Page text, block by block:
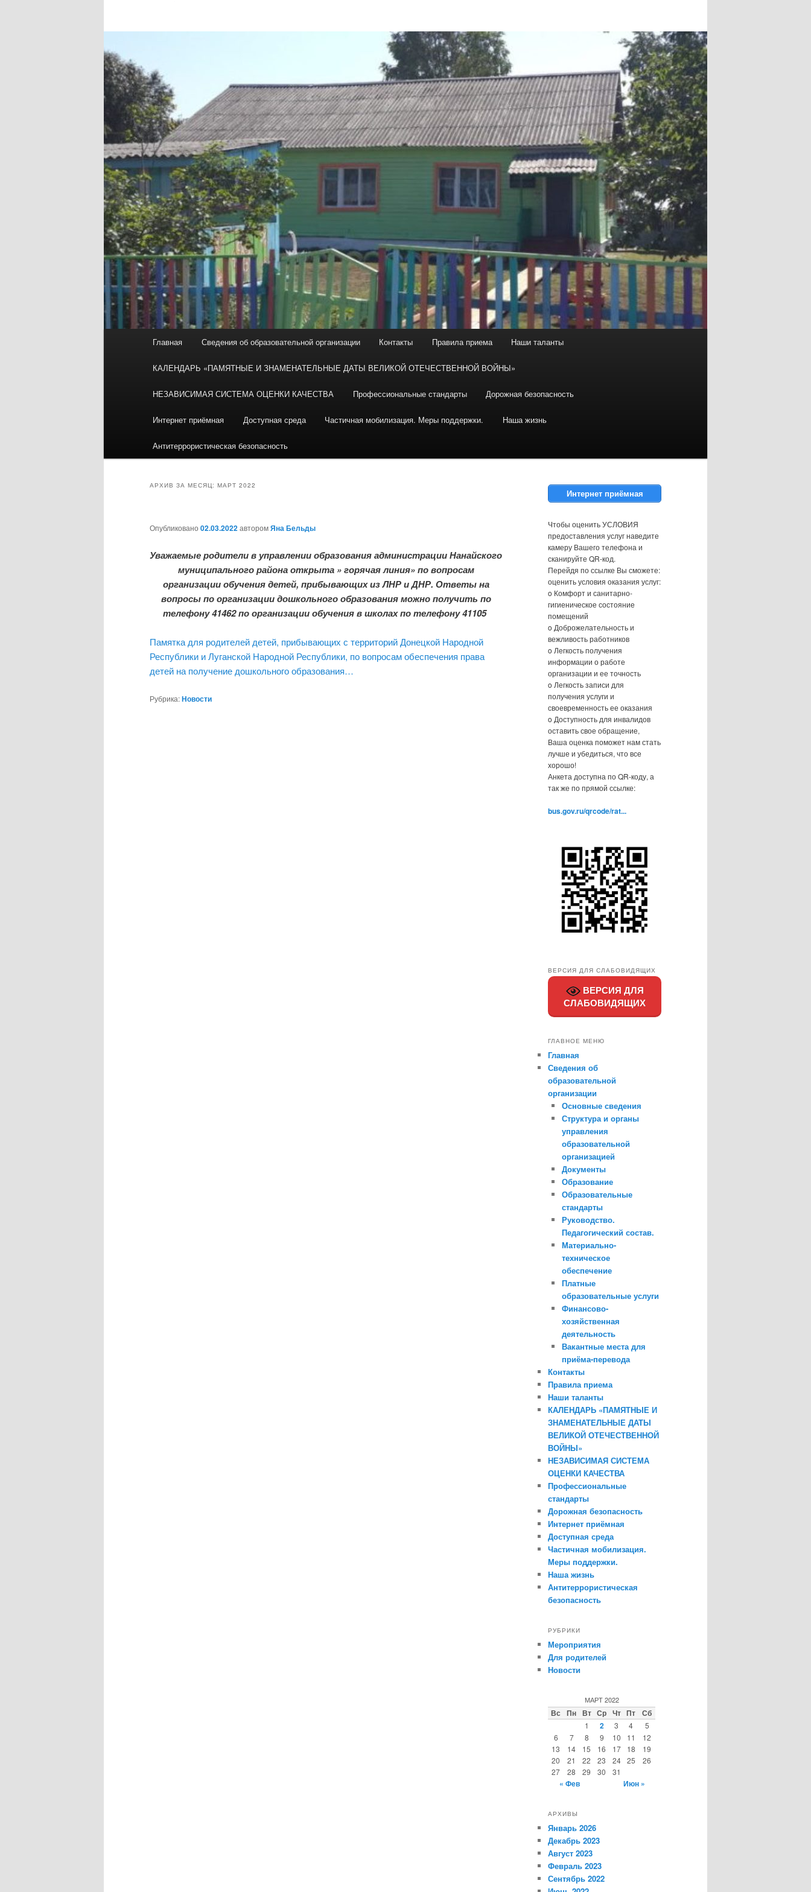
Главная Сведения об образовательной организации Контакты Правила приема Наши таланты
КАЛЕНДАРЬ «ПАМЯТНЫЕ И ЗНАМЕНАТЕЛЬНЫЕ ДАТЫ ВЕЛИКОЙ ОТЕЧЕСТВЕННОЙ ВОЙНЫ»
НЕЗАВИСИМАЯ СИСТЕМА ОЦЕНКИ КАЧЕСТВА Профессиональные стандарты Дорожная безопасность
Интернет приёмная Доступная среда Частичная мобилизация. Меры поддержки. Наша жизнь
Антитеррористическая безопасность
АРХИВ ЗА МЕСЯЦ: МАРТ 2022
Опубликовано 02.03.2022авторомЯна Бельды
Уважаемые родители в управлении образования администрации Нанайского
муниципального района открыта » горячая линия» по вопросам
организации обучения детей, прибывающих из ЛНР и ДНР. Ответы на
вопросы по организации дошкольного образования можно получить по
телефону 41462 по организации обучения в школах по телефону 41105
Памятка для родителей детей, прибывающих с территорий Донецкой Народной
Республики и Луганской Народной Республики, по вопросам обеспечения права
детей на получение дошкольного образования…
Рубрика:Новости
Интернет приёмная
Чтобы оценить УСЛОВИЯ
предоставления услуг наведите
камеру Вашего телефона и
сканируйте QR-код.
Перейдя по ссылке Вы сможете:
оценить условия оказания услуг:
o Комфорт и санитарно-
гигиеническое состояние
помещений
o Доброжелательность и
вежливость работников
o Легкость получения
информации о работе
организации и ее точность
o Легкость записи для
получения услуги и
своевременность ее оказания
o Доступность для инвалидов
оставить свое обращение,
Ваша оценка поможет нам стать
лучше и убедиться, что все
хорошо!
Анкета доступна по QR-коду, а
так же по прямой ссылке:
bus.gov.ru/qrcode/rat...
ВЕРСИЯ ДЛЯ СЛАБОВИДЯЩИХ
ВЕРСИЯ ДЛЯ
СЛАБОВИДЯЩИХ
ГЛАВНОЕ МЕНЮ
Главная
Сведения об
образовательной
организации
Основные сведения
Структура и органы
управления
образовательной
организацией
Документы
Образование
Образовательные
стандарты
Руководство.
Педагогический состав.
Материально-
техническое
обеспечение
Платные
образовательные услуги
Финансово-
хозяйственная
деятельность
Вакантные места для
приёма-перевода
Контакты
Правила приема
Наши таланты
КАЛЕНДАРЬ «ПАМЯТНЫЕ И
ЗНАМЕНАТЕЛЬНЫЕ ДАТЫ
ВЕЛИКОЙ ОТЕЧЕСТВЕННОЙ
ВОЙНЫ»
НЕЗАВИСИМАЯ СИСТЕМА
ОЦЕНКИ КАЧЕСТВА
Профессиональные
стандарты
Дорожная безопасность
Интернет приёмная
Доступная среда
Частичная мобилизация.
Меры поддержки.
Наша жизнь
Антитеррористическая
безопасность
РУБРИКИ
Мероприятия
Для родителей
Новости
МАРТ 2022
Вс Пн Вт Ср Чт Пт Сб
1 2 3 4
5
6
7 8 9 10 11
12
13
14 15 16 17 18
19
20
21 22 23 24 25
26
27
28 29 30 31
« Фев Июн »
АРХИВЫ
Январь 2026
Декабрь 2023
Август 2023
Февраль 2023
Сентябрь 2022